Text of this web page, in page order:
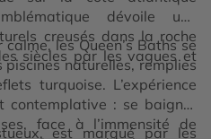
dévoile une
creusés dans la roche
siècles par les vagues et
les Queen’s Baths se
naturelles, remplies
turquoise. L’expérience
: se baigner
face à l’immensité de
est marqué par les